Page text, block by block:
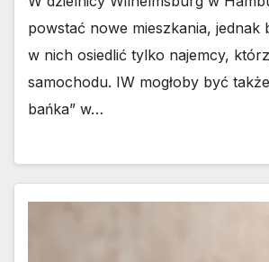
powstać nowe mieszkania, jednak
w nich osiedlić tylko najemcy,
samochodu. IW mogłoby być
bańka” w…